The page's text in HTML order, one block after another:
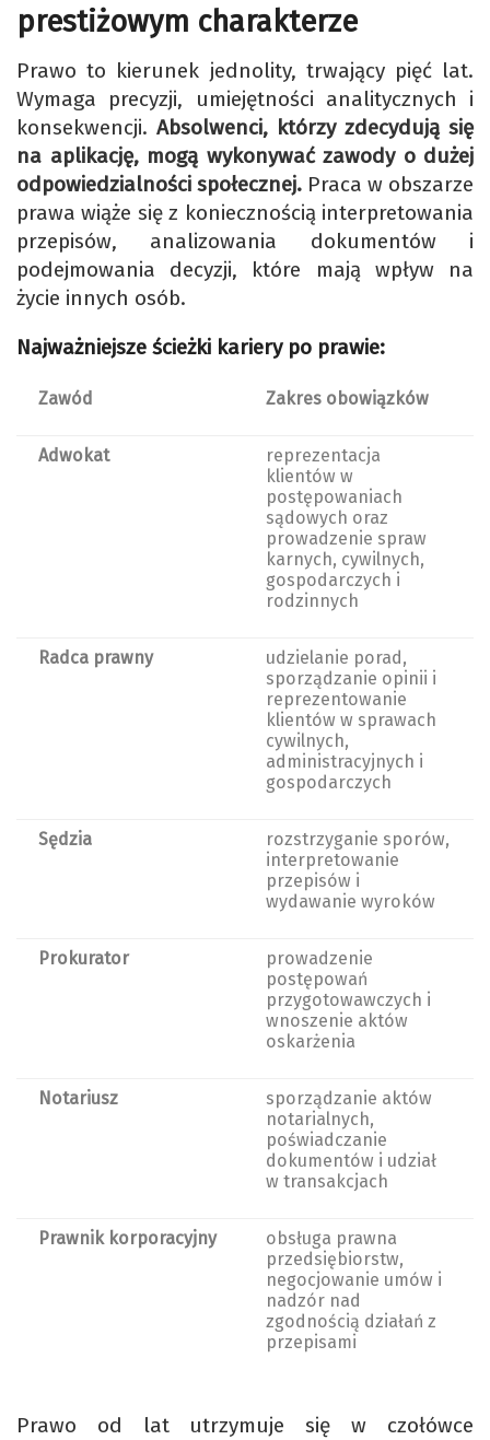
prestiżowym charakterze
Prawo to kierunek jednolity, trwający pięć lat.
Wymaga precyzji, umiejętności analitycznych i
konsekwencji. Absolwenci, którzy zdecydują się
na aplikację, mogą wykonywać zawody o dużej
odpowiedzialności społecznej. Praca w obszarze
prawa wiąże się z koniecznością interpretowania
przepisów, analizowania dokumentów i
podejmowania decyzji, które mają wpływ na
życie innych osób.
Najważniejsze ścieżki kariery po prawie:
Zawód Zakres obowiązków
Adwokat
reprezentacja
klientów w
postępowaniach
sądowych oraz
prowadzenie spraw
karnych, cywilnych,
gospodarczych i
rodzinnych
Radca prawny
udzielanie porad,
sporządzanie opinii i
reprezentowanie
klientów w sprawach
cywilnych,
administracyjnych i
gospodarczych
Sędzia
rozstrzyganie sporów,
interpretowanie
przepisów i
wydawanie wyroków
Prokurator
prowadzenie
postępowań
przygotowawczych i
wnoszenie aktów
oskarżenia
Notariusz
sporządzanie aktów
notarialnych,
poświadczanie
dokumentów i udział
w transakcjach
Prawnik korporacyjny
obsługa prawna
przedsiębiorstw,
negocjowanie umów i
nadzór nad
zgodnością działań z
przepisami
Prawo od lat utrzymuje się w czołówce